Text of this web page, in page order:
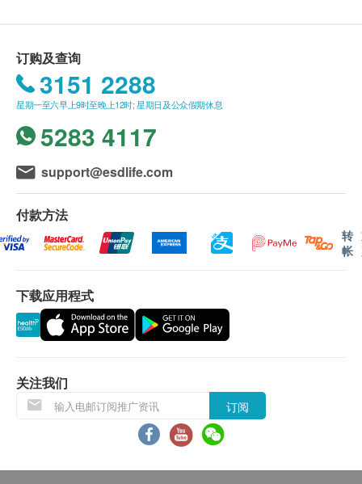
视力测试
身高
体重
血压
身高体重比例指数分析
脉搏血氧饱和度
心率
详细病历调查
腰围量度
呼吸率
听觉测试
血脂
高密度胆固醇
低密度胆固醇
总及高密度胆固醇比例
糖尿
进行健康检查后，一般情况下，需大概14-21个工作
天跟进检查报告， 工作天不包括星期六、日及公众假
期。轮候报告讲解时间会因应不同情况(如个别化验项
目所需时间或客人指明特定时段) 而有所延长。客人
可亲身或授权亲友前往本中心领取，或选择以加密的
电邮方式邮寄报告。
讲解报告
(1) 于领取报告当天由医生讲解报告
(2) 医生透过视像会诊方式讲解报告
自取报告时间
星期一至五︰上午9时至下午5时30分
星期六︰上午9时至下午12时30分
查询及预约方法：(+852) 3153 9000
订购及查询
3151 2288
星期一至六早上9时至晚上12时; 星期日及公众假期休息
5283 4117
support@esdlife.com
付款方法
转
帐
下载应用程式
关注我们
订阅